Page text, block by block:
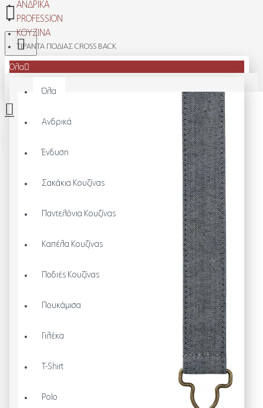
Όλα
Όλα
Ανδρικά
Ένδυση
Σακάκια Κουζίνας
Παντελόνια Κουζίνας
Καπέλα Κουζίνας
Ποδιές Κουζίνας
Πουκάμισα
Γιλέκα
T-Shirt
Polo
ΑΝΔΡΙΚΆ
PROFESSION
ΚΟΥΖΊΝΑ
ΤΙΡΑΝΤΑ ΠΟΔΙΑΣ CROSS BACK